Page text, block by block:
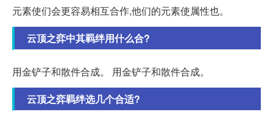
元素使们会更容易相互合作,他们的元素使属性也。
云顶之弈中其羁绊用什么合?
用金铲子和散件合成。 用金铲子和散件合成。
云顶之弈羁绊选几个合适?